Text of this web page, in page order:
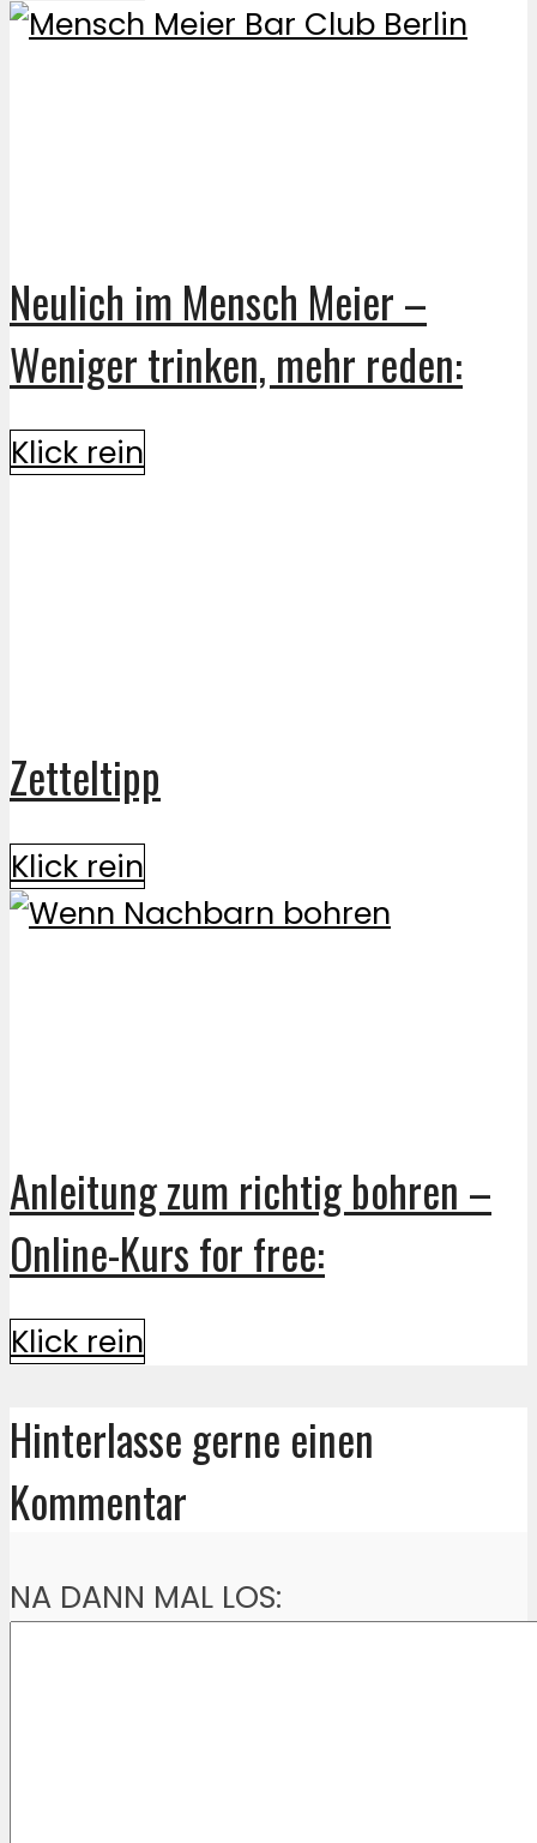
Neulich im Mensch Meier –
Weniger trinken, mehr reden:
Klick rein
Zetteltipp
Klick rein
Anleitung zum richtig bohren –
Online-Kurs for free:
Klick rein
Hinterlasse gerne einen
Kommentar
NA DANN MAL LOS: